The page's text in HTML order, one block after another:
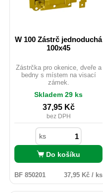
W 100 Zástrč jednoduchá
100x45
Zástrčka pro okenice, dveře a
bedny s místem na visací
zámek.
Skladem 29 ks
37,95 Kč
bez DPH
ks
Do košíku
BF 850201 37,95 Kč / ks